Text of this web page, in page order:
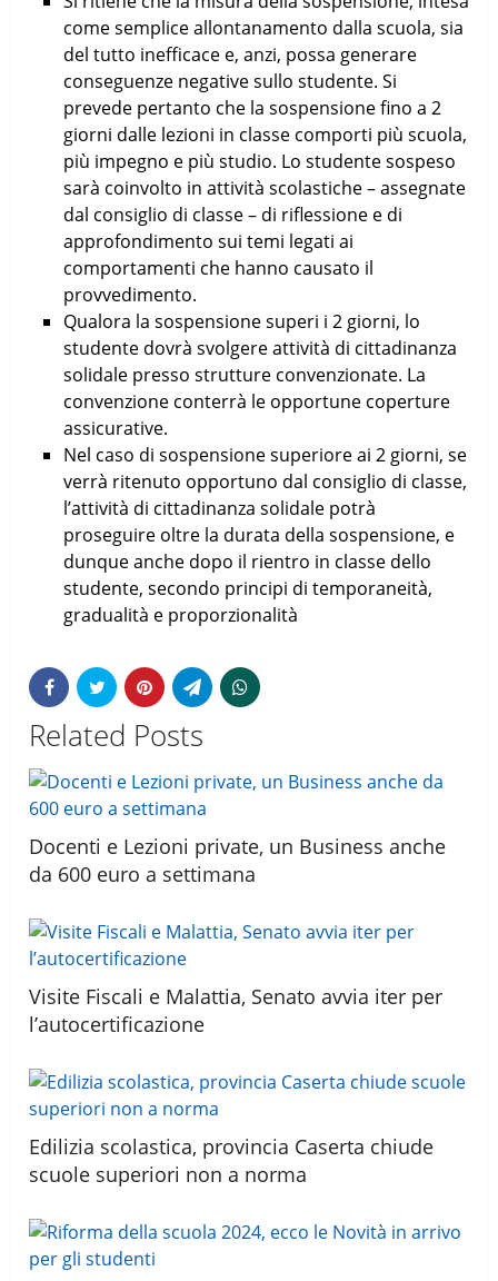
come semplice allontanamento dalla scuola, sia
del tutto inefficace e, anzi, possa generare
conseguenze negative sullo studente. Si
prevede pertanto che la sospensione fino a 2
giorni dalle lezioni in classe comporti più scuola,
più impegno e più studio. Lo studente sospeso
sarà coinvolto in attività scolastiche – assegnate
dal consiglio di classe – di riflessione e di
approfondimento sui temi legati ai
comportamenti che hanno causato il
provvedimento.
Qualora la sospensione superi i 2 giorni, lo
studente dovrà svolgere attività di cittadinanza
solidale presso strutture convenzionate. La
convenzione conterrà le opportune coperture
assicurative.
Nel caso di sospensione superiore ai 2 giorni, se
verrà ritenuto opportuno dal consiglio di classe,
l’attività di cittadinanza solidale potrà
proseguire oltre la durata della sospensione, e
dunque anche dopo il rientro in classe dello
studente, secondo principi di temporaneità,
gradualità e proporzionalità
Related Posts
Docenti e Lezioni private, un Business anche
da 600 euro a settimana
Visite Fiscali e Malattia, Senato avvia iter per
l’autocertificazione
Edilizia scolastica, provincia Caserta chiude
scuole superiori non a norma